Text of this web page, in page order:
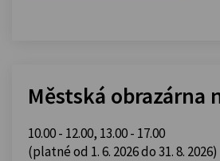
Městská obrazárna
10.00 - 12.00, 13.00 - 17.00
(platné od 1. 6. 2026 do 31. 8. 2026)